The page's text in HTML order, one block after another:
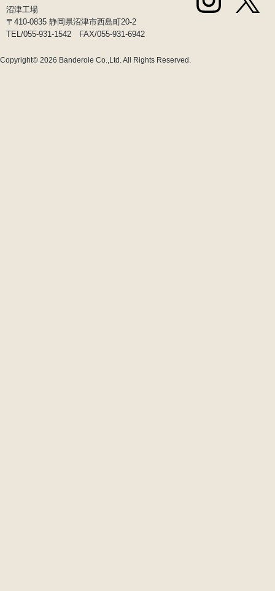
沼津工場
〒410-0835 静岡県沼津市西島町20-2
TEL/055-931-1542 FAX/055-931-6942
Copyright© 2026 Banderole Co.,Ltd.All Rights Reserved.